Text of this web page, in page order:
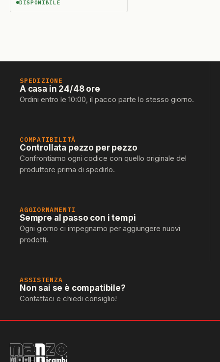
DISPONIBILE
DISPONIBILE
SPEDIZIONE
A casa in 24/48 ore
Ordini entro le 10:00, il pacco parte lo stesso giorno.
COMPATIBILITÀ
Controllata pezzo per pezzo
Confrontiamo ogni codice con quello originale del
produttore prima di spedirlo.
AGGIORNAMENTI
Sempre al passo con i tempi
Ogni giorno ci impegnamo per aggiungere nuovi
prodotti.
ASSISTENZA
Non sai se è compatibile?
Contattaci e chiedi consiglio!